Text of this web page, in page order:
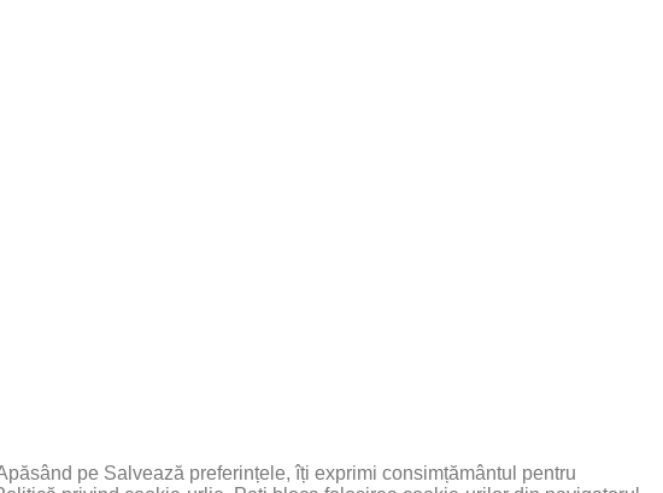
pe Salvează preferințele, îți exprimi consimțământul pentru